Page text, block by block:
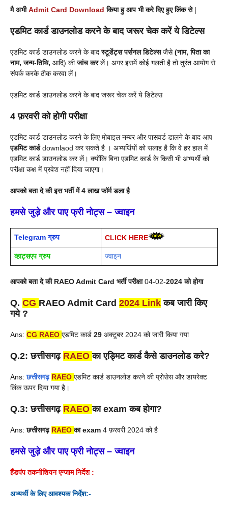
मै अभीAdmit Card Download किया हु आप भी करे दिए हुए लिंक से |
एडमिट कार्ड डाउनलोड करने के बाद जरूर चेक करें ये डिटेल्स
एडमिट कार्ड डाउनलोड करने के बादस्टूडेंट्स पर्सनल डिटेल्सजैसे(नाम, पिता का
नाम, जन्म-तिथि, आदि) कीजांच करलें। अगर इसमें कोई गलती है तो तुरंत आयोग से
संपर्क करके ठीक करवा लें।
एडमिट कार्ड डाउनलोड करने के बाद जरूर चेक करें ये डिटेल्स
4फ़रवरी को होगी परीक्षा
एडमिट कार्ड डाउनलोड करने के लिए मोबाइल नम्बर और पासवर्ड डालने के बाद आप
एडमिट कार्डdownlaod कर सकते है । अभ्यर्थियों को सलाह है कि वे हर हाल में
एडमिट कार्ड डाउनलोड कर लें। क्योंकि बिना एडमिट कार्ड के किसी भी अभ्यर्थी को
परीक्षा कक्ष में प्रवेश नहीं दिया जाएगा।
आपको बता दे की इस भर्ती में 4 लाख फॉर्म डला है
हमसे जुड़े और पाए फ्री नोट्स – ज्वाइन
Telegram ग्रुप CLICK HERE
व्हाट्सएप ग्रुप ज्वाइन
आपको बता दे की RAEO Admit Card भर्ती परीक्षा04-02-2024 को होगा
Q. CG RAEO Admit Card 2024 Link कब जारी किए
गये ?
Ans: CG RAEO एडमिट कार्ड 29 अक्टूबर 2024 को जारी किया गया
Q.2:छत्तीसगढ़ RAEOका एड्मिट कार्ड कैसे डाउनलोड करे?
Ans:छत्तीसगढ़ RAEO एडमिट कार्ड डाउनलोड करने की प्रोसेस और डायरेक्ट
लिंक ऊपर दिया गया है।
Q.3:छत्तीसगढ़ RAEOका exam कब होगा?
Ans:छत्तीसगढ़ RAEOका exam 4 फ़रवरी 2024 को है
हमसे जुड़े और पाए फ्री नोट्स – ज्वाइन
हैंडपंप तकनीशि‍यन एग्जाम निर्देश :
अभ्यर्थी के लिए आवश्यक निर्देश:-